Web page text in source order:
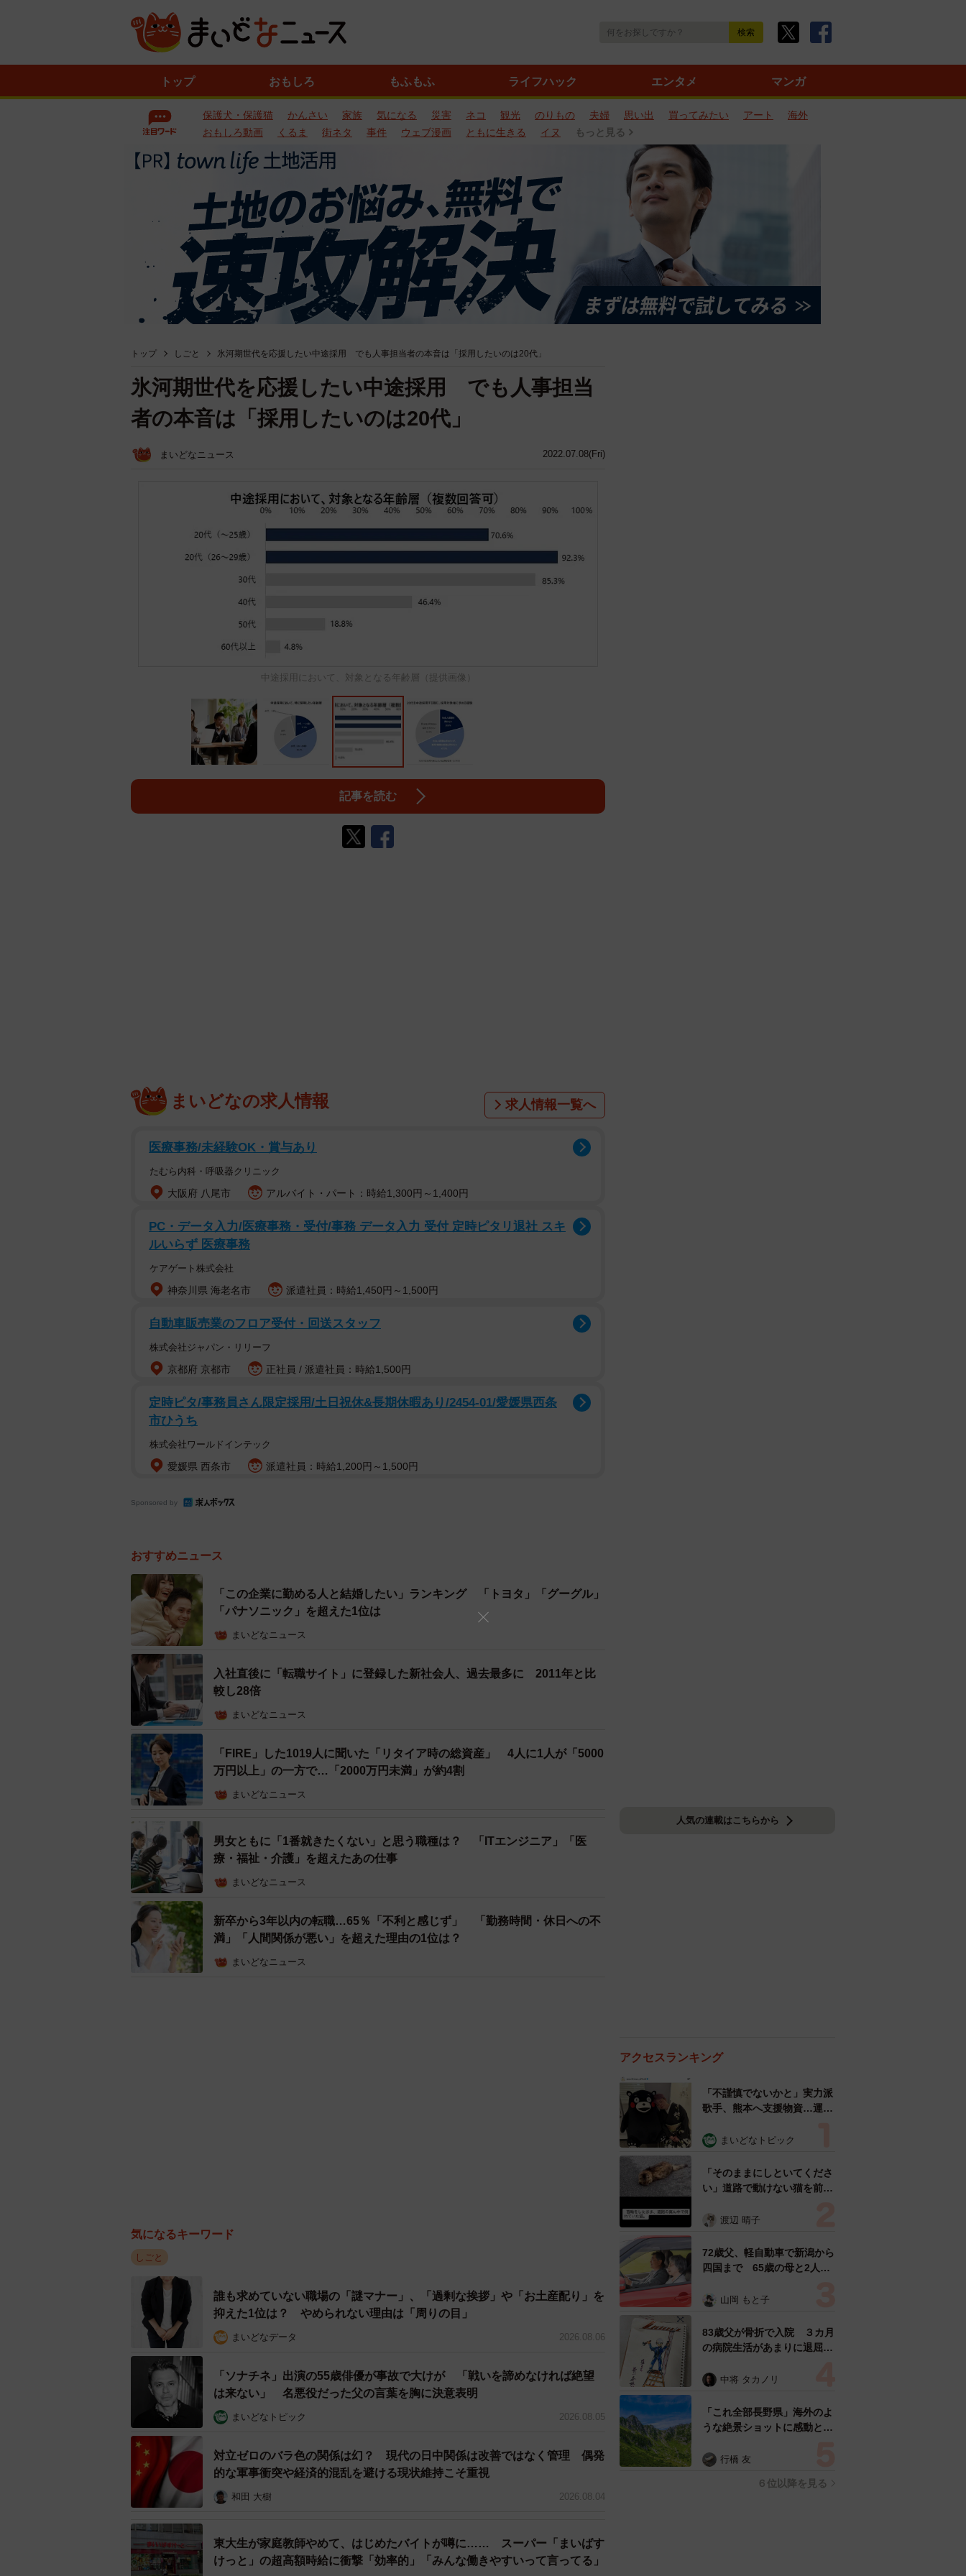
トップ おもしろ もふもふ ライフハック エンタメ マンガ
保護犬・保護猫 かんさい 家族 気になる 災害 ネコ 観光 のりもの 夫婦 思い出 買ってみたい アート
海外
おもしろ動画
くるま 街ネタ 事件 ウェブ漫画 ともに生きる イヌ もっと見る
トップ しごと 氷河期世代を応援したい中途採用 でも人事担当者の本音は「採用したいのは20代」
2022.07.08(Fri)
氷河期世代を応援したい中途採用 でも人事担当
者の本音は「採用したいのは20代」
まいどなニュース
中途採用において、対象となる年齢層（提供画像）
記事を読む
まいどなの求人情報 求人情報一覧へ
医療事務/未経験OK・賞与あり
たむら内科・呼吸器クリニック
大阪府 八尾市 アルバイト・パート：時給1,300円～1,400円
PC・データ入力/医療事務・受付/事務 データ入力 受付 定時ピタリ退社 スキ
ルいらず 医療事務
ケアゲート株式会社
神奈川県 海老名市 派遣社員：時給1,450円～1,500円
自動車販売業のフロア受付・回送スタッフ
株式会社ジャパン・リリーフ
京都府 京都市 正社員 / 派遣社員：時給1,500円
定時ピタ/事務員さん限定採用/土日祝休&長期休暇あり/2454-01/愛媛県西条
市ひうち
株式会社ワールドインテック
愛媛県 西条市 派遣社員：時給1,200円～1,500円
Sponsored by
おすすめニュース
「この企業に勤める人と結婚したい」ランキング 「トヨタ」「グーグル」
「パナソニック」を超えた1位は
まいどなニュース
入社直後に「転職サイト」に登録した新社会人、過去最多に 2011年と比
較し28倍
まいどなニュース
「FIRE」した1019人に聞いた「リタイア時の総資産」 4人に1人が「5000
万円以上」の一方で…「2000万円未満」が約4割
まいどなニュース
男女ともに「1番就きたくない」と思う職種は？ 「ITエンジニア」「医
療・福祉・介護」を超えたあの仕事
まいどなニュース
新卒から3年以内の転職…65％「不利と感じず」 「勤務時間・休日への不
満」「人間関係が悪い」を超えた理由の1位は？
まいどなニュース
気になるキーワード
しごと
誰も求めていない職場の「謎マナー」、「過剰な挨拶」や「お土産配り」を
抑えた1位は？ やめられない理由は「周りの目」
まいどなデータ 2026.08.06
「ソナチネ」出演の55歳俳優が事故で大けが 「戦いを諦めなければ絶望
は来ない」 名悪役だった父の言葉を胸に決意表明
まいどなトピック 2026.08.05
対立ゼロのバラ色の関係は幻？ 現代の日中関係は改善ではなく管理 偶発
的な軍事衝突や経済的混乱を避ける現状維持こそ重視
和田 大樹 2026.08.04
東大生が家庭教師やめて、はじめたバイトが噂に…… スーパー「まいばす
けっと」の超高額時給に衝撃「効率的」「みんな働きやすいって言ってる」
人気の連載はこちらから
アクセスランキング
「不謹慎でないかと」実力派
歌手、熊本へ支援物資…運搬
めらい 「痛いほど伝わる」
まいどなトピック
「そのままにしといてくださ
い」道路で動けない猫を前に
ようとした4日間 「命の重
表の訴え
渡辺 晴子
72歳父、軽自動車で新潟から
四国まで 65歳の母と2人で
憩まで分刻み… 「大学生で
山岡 もと子
83歳父が骨折で入院 ３カ月
の病院生活があまりに退屈で
い！」→スケッチブックを見
すよ…」
中将 タカノリ
「これ全部長野県」海外のよ
うな絶景ショットに感動と反
ったんだって気づいた」
行橋 友
６位以降を見る